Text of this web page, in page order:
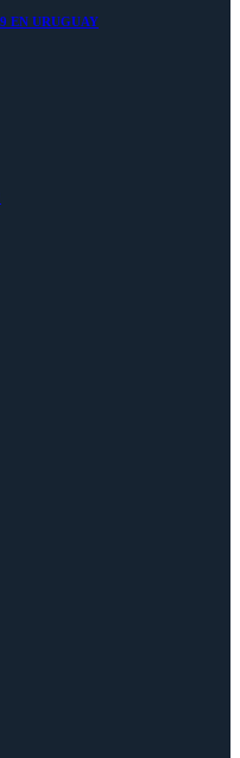
EN URUGUAY